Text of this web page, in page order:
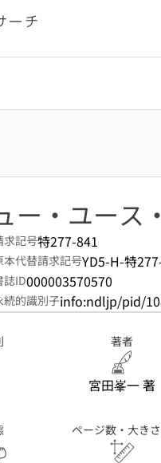
ー・ユース
求記号特277-841
本代替請求記号YD5-H-特
誌ID000003570570
続的識別子info:ndljp/pid/
著者
宮田峯一 著
ページ数・大き